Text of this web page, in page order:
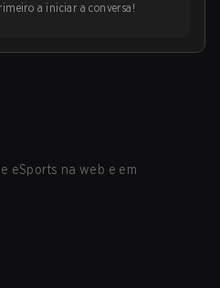
a iniciar a conversa!
eSports na web e em